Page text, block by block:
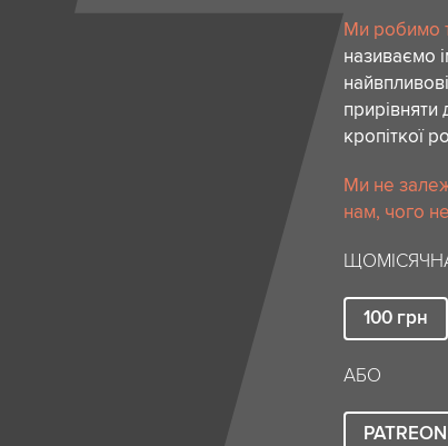
Ми робимо
називаємо
прирівняти
кропіткої
Ми не
нам, чого
100 грн
АБО
PATREON